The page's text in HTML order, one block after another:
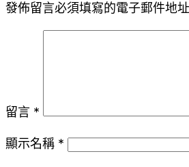
發佈留言必須填寫的電子郵件地
留言 *
顯示名稱 *